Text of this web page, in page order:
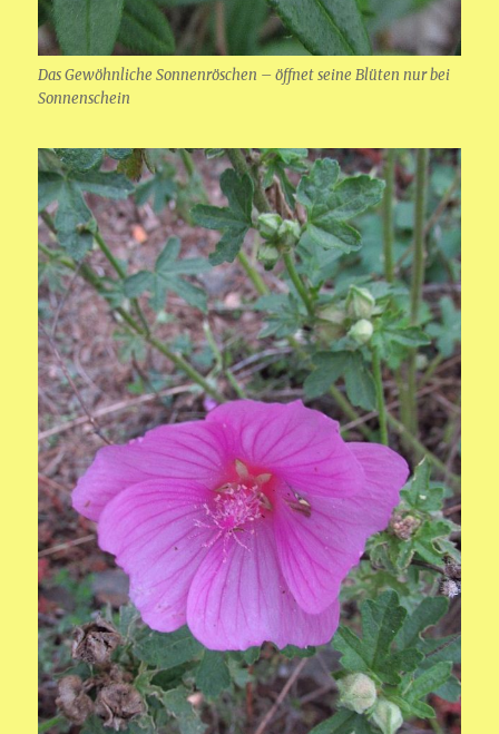
Das Gewöhnliche Sonnenröschen – öffnet seine Blüten nur bei
Sonnenschein